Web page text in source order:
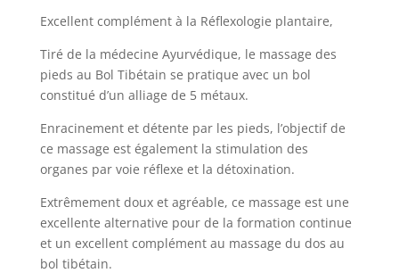
Excellent complément à la Réflexologie plantaire,
Tiré de la médecine Ayurvédique, le massage des
pieds au Bol Tibétain se pratique avec un bol
constitué d’un alliage de 5 métaux.
Enracinement et détente par les pieds, l’objectif de
ce massage est également la stimulation des
organes par voie réflexe et la détoxination.
Extrêmement doux et agréable, ce massage est une
excellente alternative pour de la formation continue
et un excellent complément au massage du dos au
bol tibétain.